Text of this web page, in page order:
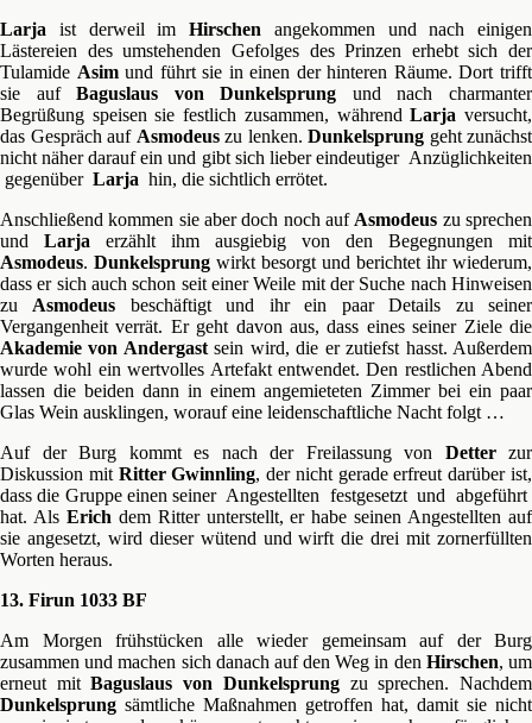
Larja ist derweil im Hirschen angekommen und nach einigen
Lästereien des umstehenden Gefolges des Prinzen erhebt sich der
Tulamide Asimund führt sie in einen der hinteren Räume. Dort trifft
sie aufBaguslaus von Dunkelsprung und nach charmanter
Begrüßung speisen sie festlich zusammen, währendLarja versucht,
das Gespräch auf Asmodeuszu lenken. Dunkelsprung geht zunächst
nicht näher darauf ein und gibt sich lieber eindeutiger Anzüglichkeiten
gegenüber Larja hin, die sichtlich errötet.
Anschließend kommen sie aber doch noch auf Asmodeus zu sprechen
und Larja erzählt ihm ausgiebig von den Begegnungen mit
Asmodeus. Dunkelsprung wirkt besorgt und berichtet ihr wiederum,
dass er sich auch schon seit einer Weile mit der Suche nach Hinweisen
zu Asmodeus beschäftigt und ihr ein paar Details zu seiner
Vergangenheit verrät. Er geht davon aus, dass eines seiner Ziele die
Akademie von Andergastsein wird, die er zutiefst hasst. Außerdem
wurde wohl ein wertvolles Artefakt entwendet. Den restlichen Abend
lassen die beiden dann in einem angemieteten Zimmer bei ein paar
Glas Wein ausklingen, worauf eine leidenschaftliche Nacht folgt …
Auf der Burg kommt es nach der Freilassung von Detterzur
Diskussion mit Ritter Gwinnling, der nicht gerade erfreut darüber ist,
dass die Gruppe einen seiner Angestellten festgesetzt und abgeführt
hat. Als Erich dem Ritter unterstellt, er habe seinen Angestellten auf
sie angesetzt, wird dieser wütend und wirft die drei mit zornerfüllten
Worten heraus.
13. Firun 1033 BF
Am Morgen frühstücken alle wieder gemeinsam auf der Burg
zusammen und machen sich danach auf den Weg in den Hirschen, um
erneut mitBaguslaus von Dunkelsprungzu sprechen. Nachdem
Dunkelsprung sämtliche Maßnahmen getroffen hat, damit sie nicht